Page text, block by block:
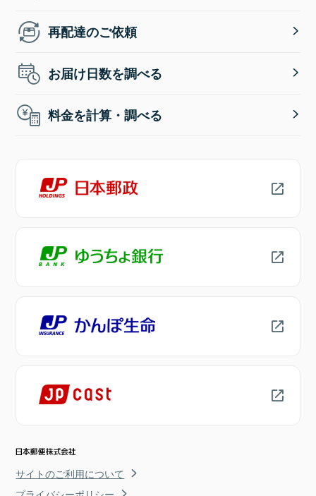
再配達のご依頼
お届け日数を調べる
料金を計算・調べる
サイトのご利用について